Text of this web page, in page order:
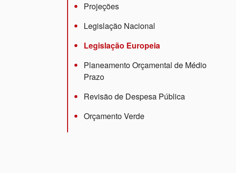
Projeções
Legislação Nacional
Legislação Europeia
Planeamento Orçamental de Médio
Prazo
Revisão de Despesa Pública
Orçamento Verde